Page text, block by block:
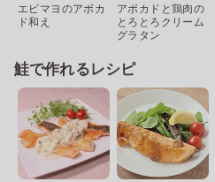
エビマヨのアボカ
ド和え
アボカドと鶏肉の
とろとろクリーム
グラタン
鮭で作れるレシピ